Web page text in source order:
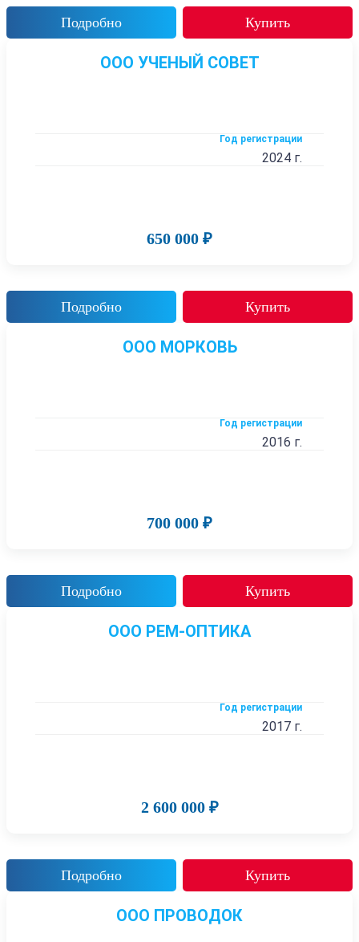
Подробно Купить
ООО УЧЕНЫЙ СОВЕТ
Год регистрации
2024 г.
650 000 ₽
Подробно Купить
ООО МОРКОВЬ
Год регистрации
2016 г.
700 000 ₽
Подробно Купить
ООО РЕМ-ОПТИКА
Год регистрации
2017 г.
2 600 000 ₽
Подробно Купить
ООО ПРОВОДОК